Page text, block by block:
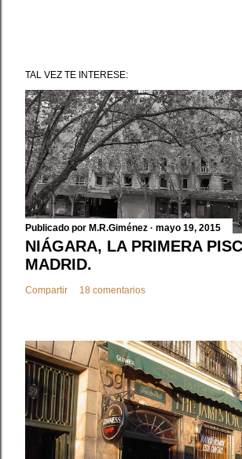
u
b
l
i
c
a
r
u
n
c
o
e
a
r
o
TAL VEZ TE INTERESE:
Publicado por M.R.Giménez mayo 19, 2015
NIÁGARA, LA PRIMERA
MADRID.
Compartir 18 comentarios